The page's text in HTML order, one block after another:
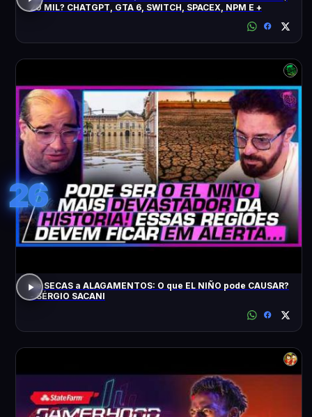
20 MIL? CHATGPT, GTA 6, SWITCH, SPACEX, NPM E +
26
De SECAS a ALAGAMENTOS: O que EL NIÑO pode CAUSAR?
- SÉRGIO SACANI